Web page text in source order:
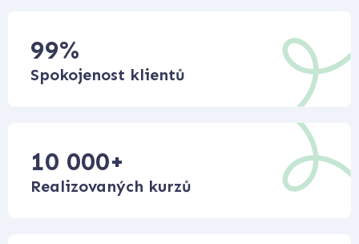
99%
Spokojenost klientů
10 000+
Realizovaných kurzů